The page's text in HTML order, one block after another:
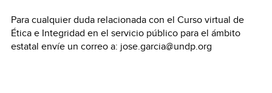
Para cualquier duda relacionada con el Curso virtual de
Ética e Integridad en el servicio público para el ámbito
estatal envíe un correo a: jose.garcia@undp.org